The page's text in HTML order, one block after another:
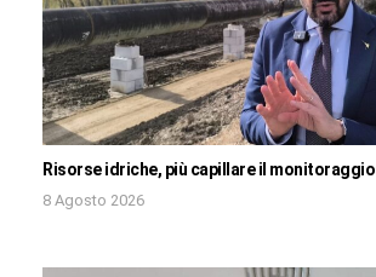
Risorse idriche, più capillare il monitoraggio
8 Agosto 2026